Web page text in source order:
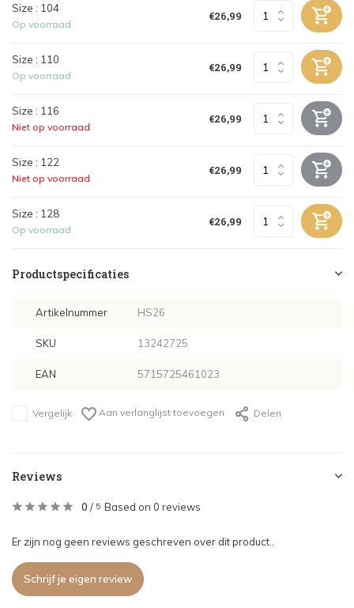
Size : 104
Op voorraad
€26,99
Size : 110
Op voorraad
€26,99
Size : 116
Niet op voorraad
€26,99
Size : 122
Niet op voorraad
€26,99
Size : 128
Op voorraad
€26,99
Productspecificaties
Artikelnummer HS26
SKU 13242725
EAN 5715725461023
Vergelijk Aan verlanglijst toevoegen Delen
Reviews
0 / 5 Based on 0 reviews
Er zijn nog geen reviews geschreven over dit product..
Schrijf je eigen review